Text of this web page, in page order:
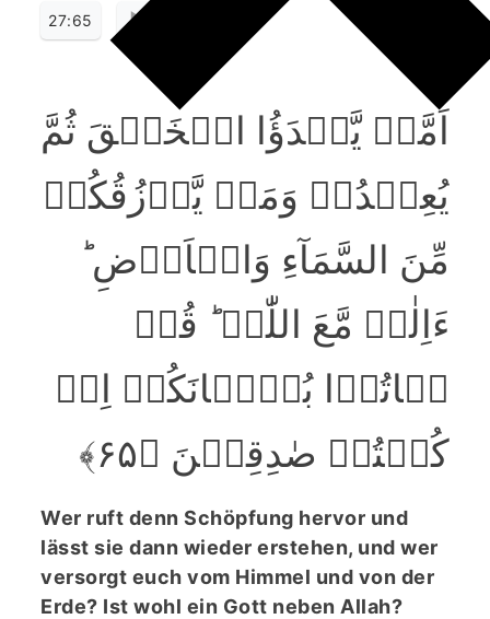
27:65
اَمَّنۡ یَّبۡدَؤُا الۡخَلۡقَ ثُمَّ
یُعِیۡدُہٗ وَمَنۡ یَّرۡزُقُکُمۡ
مِّنَ السَّمَآءِ وَالۡاَرۡضِ ؕ
ءَاِلٰہٌ مَّعَ اللّٰہِ ؕ قُلۡ
ہَاتُوۡا بُرۡہَانَکُمۡ اِنۡ
کُنۡتُمۡ صٰدِقِیۡنَ ﴿۶۵﴾
Wer ruft denn Schöpfung hervor und
lässt sie dann wieder erstehen, und wer
versorgt euch vom Himmel und von der
Erde? Ist wohl ein Gott neben Allah?